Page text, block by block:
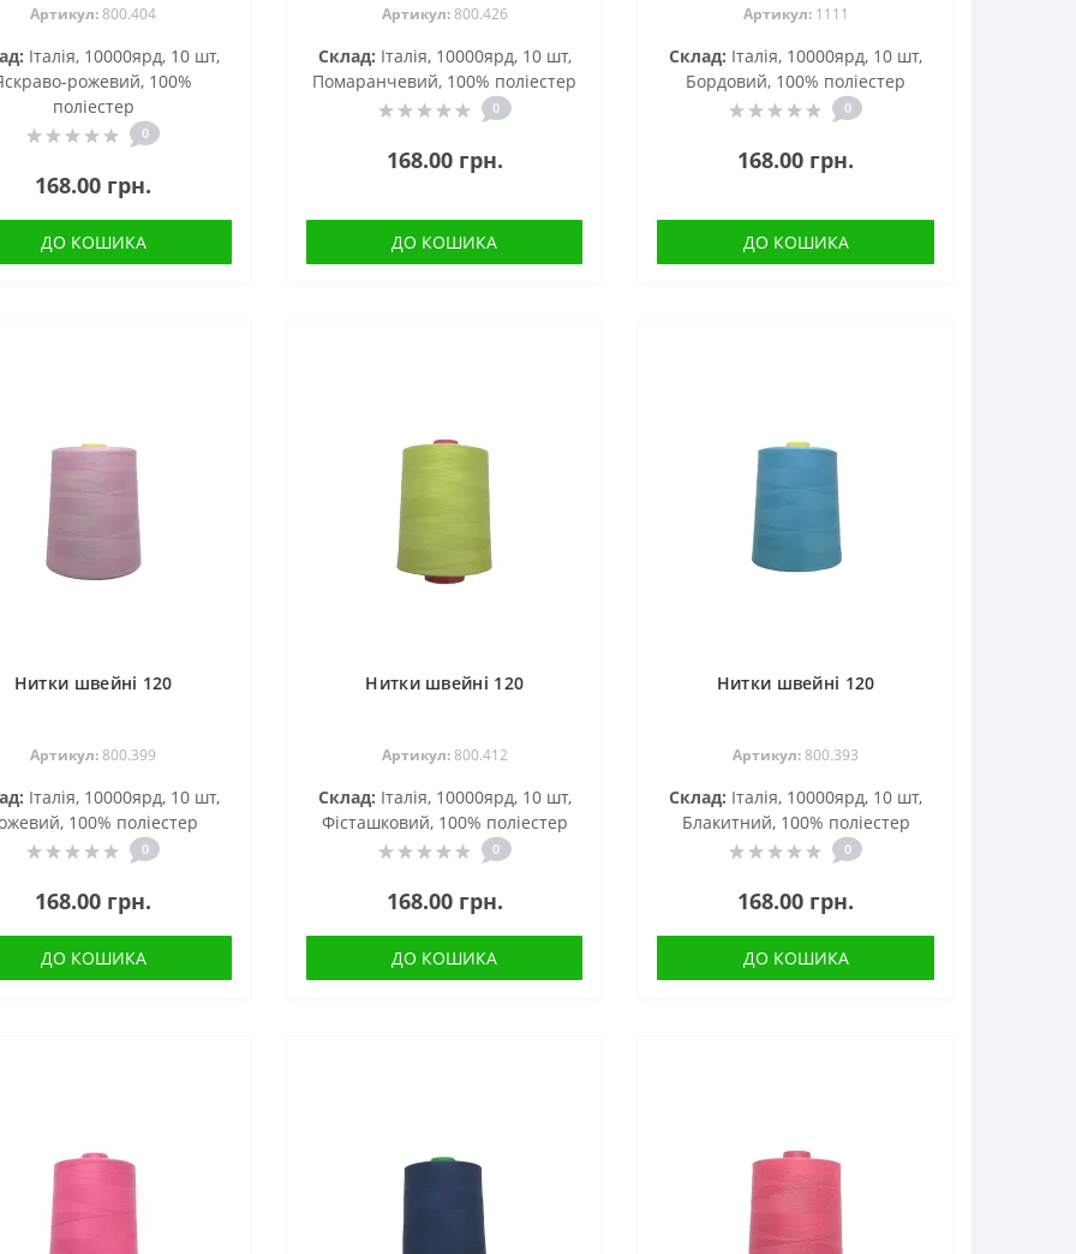
Артикул:800.404
Італія, 10000ярд, 10 шт,
рожевий, 100%
поліестер
0
168.00 грн.
ДО КОШИКА
Артикул:800.426
Склад: Італія, 10000ярд, 10 шт,
Помаранчевий, 100% поліестер
0
168.00 грн.
ДО КОШИКА
Артикул:1111
Склад: Італія, 10000ярд, 10 шт,
Бордовий, 100% поліестер
0
168.00 грн.
ДО КОШИКА
Нитки швейні 120
Артикул:800.399
Італія, 10000ярд, 10 шт,
100% поліестер
0
168.00 грн.
ДО КОШИКА
Нитки швейні 120
Артикул:800.412
Склад: Італія, 10000ярд, 10 шт,
Фісташковий, 100% поліестер
0
168.00 грн.
ДО КОШИКА
Нитки швейні 120
Артикул:800.393
Склад: Італія, 10000ярд, 10 шт,
Блакитний, 100% поліестер
0
168.00 грн.
ДО КОШИКА